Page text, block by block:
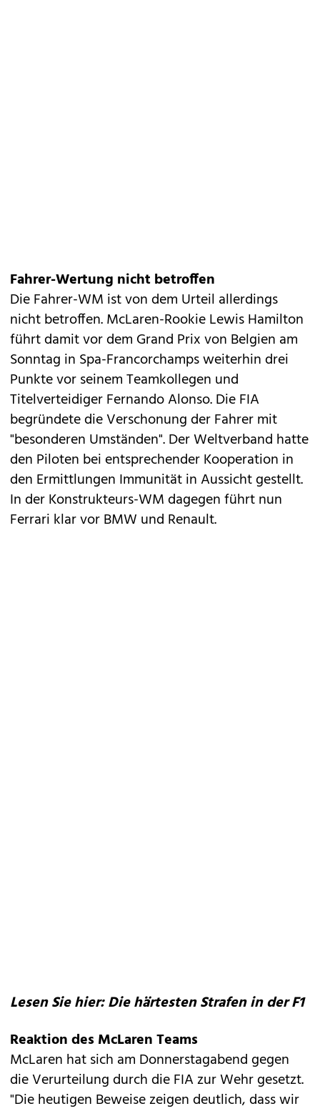
Fahrer-Wertung nicht betroffen
Die Fahrer-WM ist von dem Urteil allerdings
nicht betroffen. McLaren-Rookie Lewis Hamilton
führt damit vor dem Grand Prix von Belgien am
Sonntag in Spa-Francorchamps weiterhin drei
Punkte vor seinem Teamkollegen und
Titelverteidiger Fernando Alonso. Die FIA
begründete die Verschonung der Fahrer mit
"besonderen Umständen". Der Weltverband hatte
den Piloten bei entsprechender Kooperation in
den Ermittlungen Immunität in Aussicht gestellt.
In der Konstrukteurs-WM dagegen führt nun
Ferrari klar vor BMW und Renault.
Lesen Sie hier: Die härtesten Strafen in der F1
Reaktion des McLaren Teams
McLaren hat sich am Donnerstagabend gegen
die Verurteilung durch die FIA zur Wehr gesetzt.
"Die heutigen Beweise zeigen deutlich, dass wir